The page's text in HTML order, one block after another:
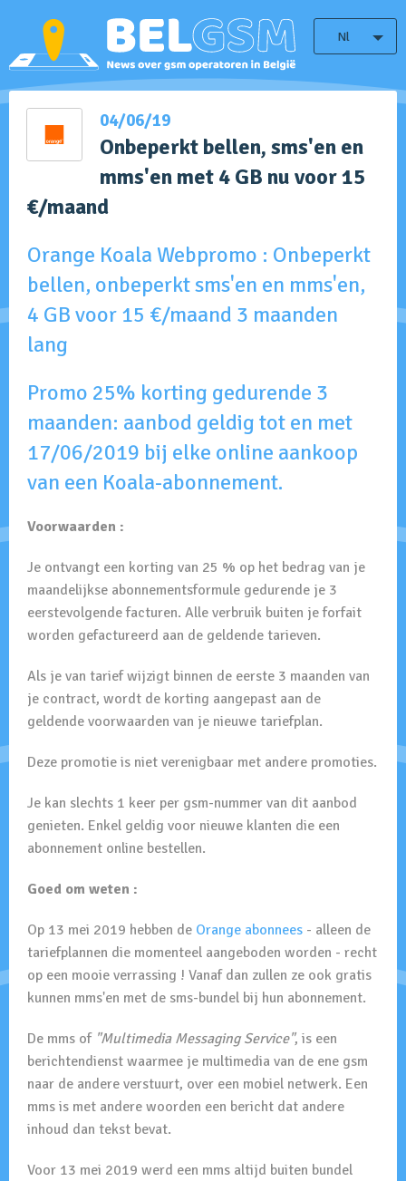
Nl
04/06/19
Onbeperkt bellen, sms'en en
mms'en met 4 GB nu voor 15
€/maand
Orange Koala Webpromo : Onbeperkt
bellen, onbeperkt sms'en en mms'en,
4 GB voor 15 €/maand 3 maanden
lang
Promo 25% korting gedurende 3
maanden: aanbod geldig tot en met
17/06/2019 bij elke online aankoop
van een Koala-abonnement.
Voorwaarden :
Je ontvangt een korting van 25 % op het bedrag van je
maandelijkse abonnementsformule gedurende je 3
eerstevolgende facturen. Alle verbruik buiten je forfait
worden gefactureerd aan de geldende tarieven.
Als je van tarief wijzigt binnen de eerste 3 maanden van
je contract, wordt de korting aangepast aan de
geldende voorwaarden van je nieuwe tariefplan.
Deze promotie is niet verenigbaar met andere promoties.
Je kan slechts 1 keer per gsm-nummer van dit aanbod
genieten. Enkel geldig voor nieuwe klanten die een
abonnement online bestellen.
Goed om weten :
Op 13 mei 2019 hebben de Orange abonnees - alleen de
tariefplannen die momenteel aangeboden worden - recht
op een mooie verrassing ! Vanaf dan zullen ze ook gratis
kunnen mms'en met de sms-bundel bij hun abonnement.
De mms of "Multimedia Messaging Service", is een
berichtendienst waarmee je multimedia van de ene gsm
naar de andere verstuurt, over een mobiel netwerk. Een
mms is met andere woorden een bericht dat andere
inhoud dan tekst bevat.
Voor 13 mei 2019 werd een mms altijd buiten bundel